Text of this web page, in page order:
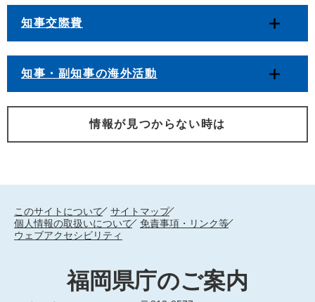
知事交際費
知事・副知事の海外活動
情報が見つからない時は
このサイトについて
サイトマップ
個人情報の取扱いについて
免責事項・リンク等
ウェブアクセシビリティ
福岡県庁のご案内